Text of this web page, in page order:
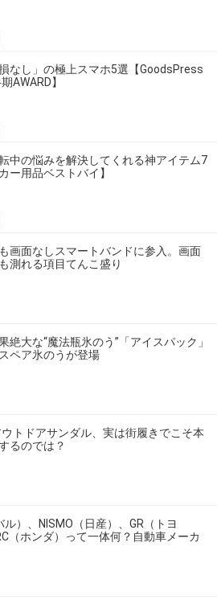
損なし」の極上スマホ5選【GoodsPress
AWARD】
中の悩みを解決してくれる神アイテム7
ー用品ベストバイ】
画面なしスマートバンドに参入。画面
測れる項目てんこ盛り
絶大な“魔法瓶氷のう”「アイスパック」
ペア氷のうが登場
トドアサンダル、実は街履きでこそ本
るのでは？
ル）、NISMO（日産）、GR（トヨ
（ホンダ）って一体何？自動車メーカ